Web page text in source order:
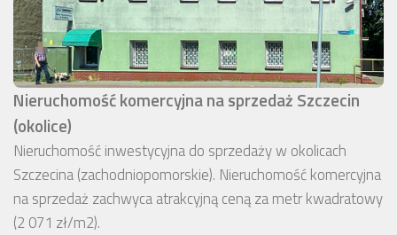
Nieruchomość komercyjna na sprzedaż Szczecin
(okolice)
Nieruchomość inwestycyjna do sprzedaży w okolicach
Szczecina (zachodniopomorskie). Nieruchomość komercyjna
na sprzedaż zachwyca atrakcyjną ceną za metr kwadratowy
(2 071 zł/m2).